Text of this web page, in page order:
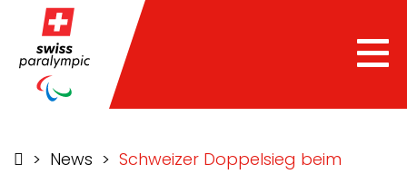
> News > Schweizer Doppelsieg beim